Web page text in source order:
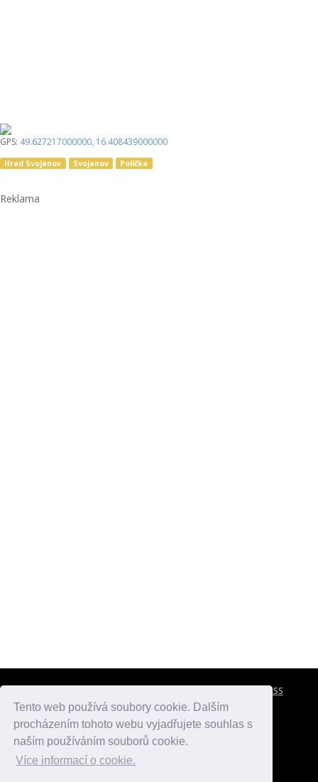
Tento web používá soubory cookie. Dalším
procházením tohoto webu vyjadřujete souhlas s
naším používáním souborů cookie.
Více informací o cookie.
GPS: 49.627217000000, 16.408439000000
Hrad Svojanov Svojanov Polička
Reklama
RSS
atlaspamatek.info